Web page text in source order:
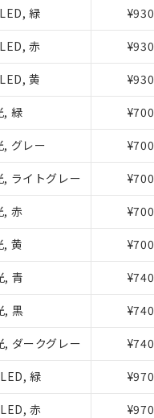
緑 ¥930
赤 ¥930
黄 ¥930
, 緑 ¥700
グレー ¥700
ライトグレー ¥700
, 赤 ¥700
, 黄 ¥700
, 青 ¥740
, 黒 ¥740
ダークグレー ¥740
緑 ¥970
赤 ¥970
担当のオムロン制御
抜)を提供させていただ
ことをご了承ください。
タに基づき作成されるも
あることをご了承くださ
ムロン制御機器販売店・
ください。
示しないようお願いしま
メンバーズにご登録され
および当社の共同利用者
用することをご了承くだ